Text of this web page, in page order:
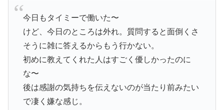
今日もタイミーで働いた〜
けど、今日のところは外れ。質問すると面倒くさ
そうに雑に答えるからもう行かない。
初めに教えてくれた人はすごく優しかったのに
な〜
後は感謝の気持ちを伝えないのが当たり前みたい
で凄く嫌な感じ。